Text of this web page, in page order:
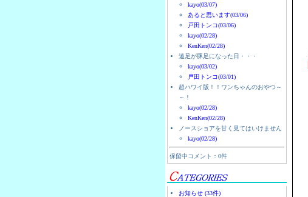
kayo(03/07)
あると思います(03/06)
戸田トンコ(03/06)
kayo(02/28)
KenKen(02/28)
遠足が豚足になった日・・・
kayo(03/02)
戸田トンコ(03/01)
超ハワイ版！！ワンちゃんのおやつ～
～！
kayo(02/28)
KenKen(02/28)
ノースショアを甘く見てはいけません
kayo(02/28)
保留中コメント：0件
お知らせ (33件)